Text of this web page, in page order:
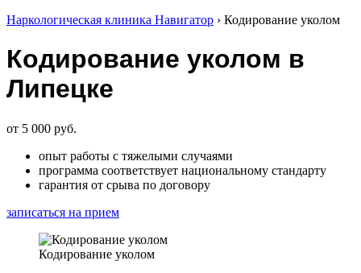
Наркологическая клиника Навигатор › Кодирование уколом
Кодирование уколом в
Липецке
от 5 000 руб.
опыт работы с тяжелыми случаями
программа соответствует национальному стандарту
гарантия от срыва по договору
записаться на прием
Кодирование уколом